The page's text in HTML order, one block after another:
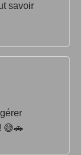
savoir
😅🚗